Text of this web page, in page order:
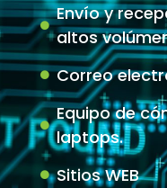
Envío y
altos
Correo
Equipo de
laptops.
Sitios WEB